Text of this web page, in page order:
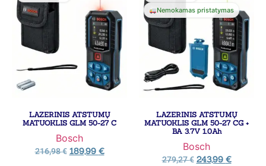
LAZERINIS ATSTUMŲ
MATUOKLIS GLM 50-27 C
Bosch
216,98€ 189,99 €
Nemokamas pristatymas
LAZERINIS ATSTUMŲ
MATUOKLIS GLM 50-27 CG +
BA 3.7V 1.0Ah
Bosch
279,27€ 243,99 €